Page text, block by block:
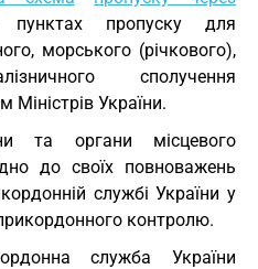
пропуску для
морського (річкового),
сполучення
Міністрів України.
та органи місцевого
до своїх повноважень
службі України у
контролю.
служба України